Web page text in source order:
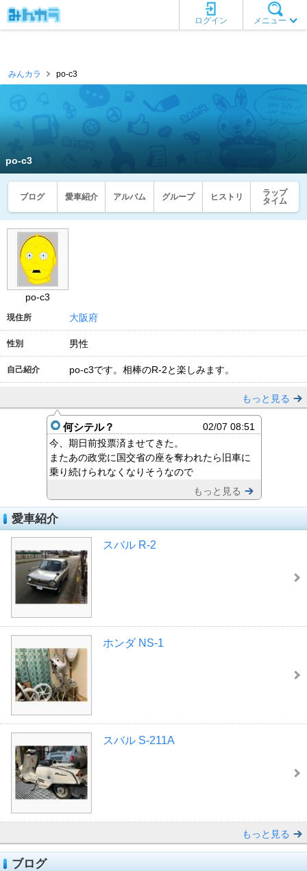
メニュー
ログイン
みんカラ po-c3
po-c3
ブログ 愛車紹介 アルバム グループ ヒストリ
ラップ
タイム
po-c3
現住所 大阪府
性別 男性
自己紹介 po-c3です。相棒のR-2と楽しみます。
もっと見る
何シテル？
02/07 08:51
今、期日前投票済ませてきた。
またあの政党に国交省の座を奪われたら旧車に
乗り続けられなくなりそうなので
もっと見る
愛車紹介
スバル R-2
ホンダ NS-1
スバル S-211A
もっと見る
ブログ